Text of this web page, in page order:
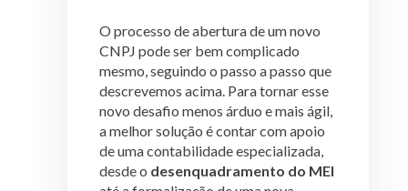
O processo de abertura de um novo
CNPJ pode ser bem complicado
mesmo, seguindo o passo a passo que
descrevemos acima. Para tornar esse
novo desafio menos árduo e mais ágil,
a melhor solução é contar com apoio
de uma contabilidade especializada,
desde o desenquadramento do MEI